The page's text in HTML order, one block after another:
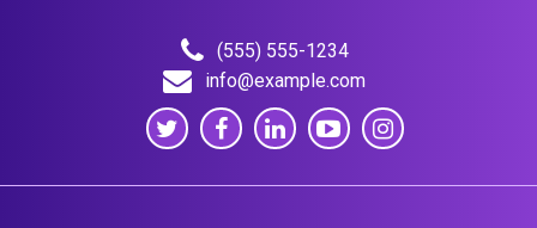
(555) 555-1234
info@example.com